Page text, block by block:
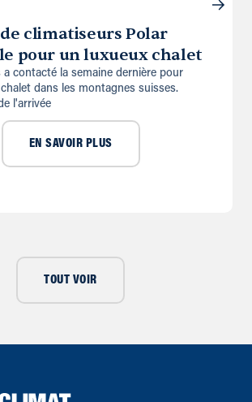
climatiseurs Polar
pour un luxueux chalet
contacté la semaine dernière pour
dans les montagnes suisses.
l'arrivée
EN SAVOIR PLUS
TOUT VOIR